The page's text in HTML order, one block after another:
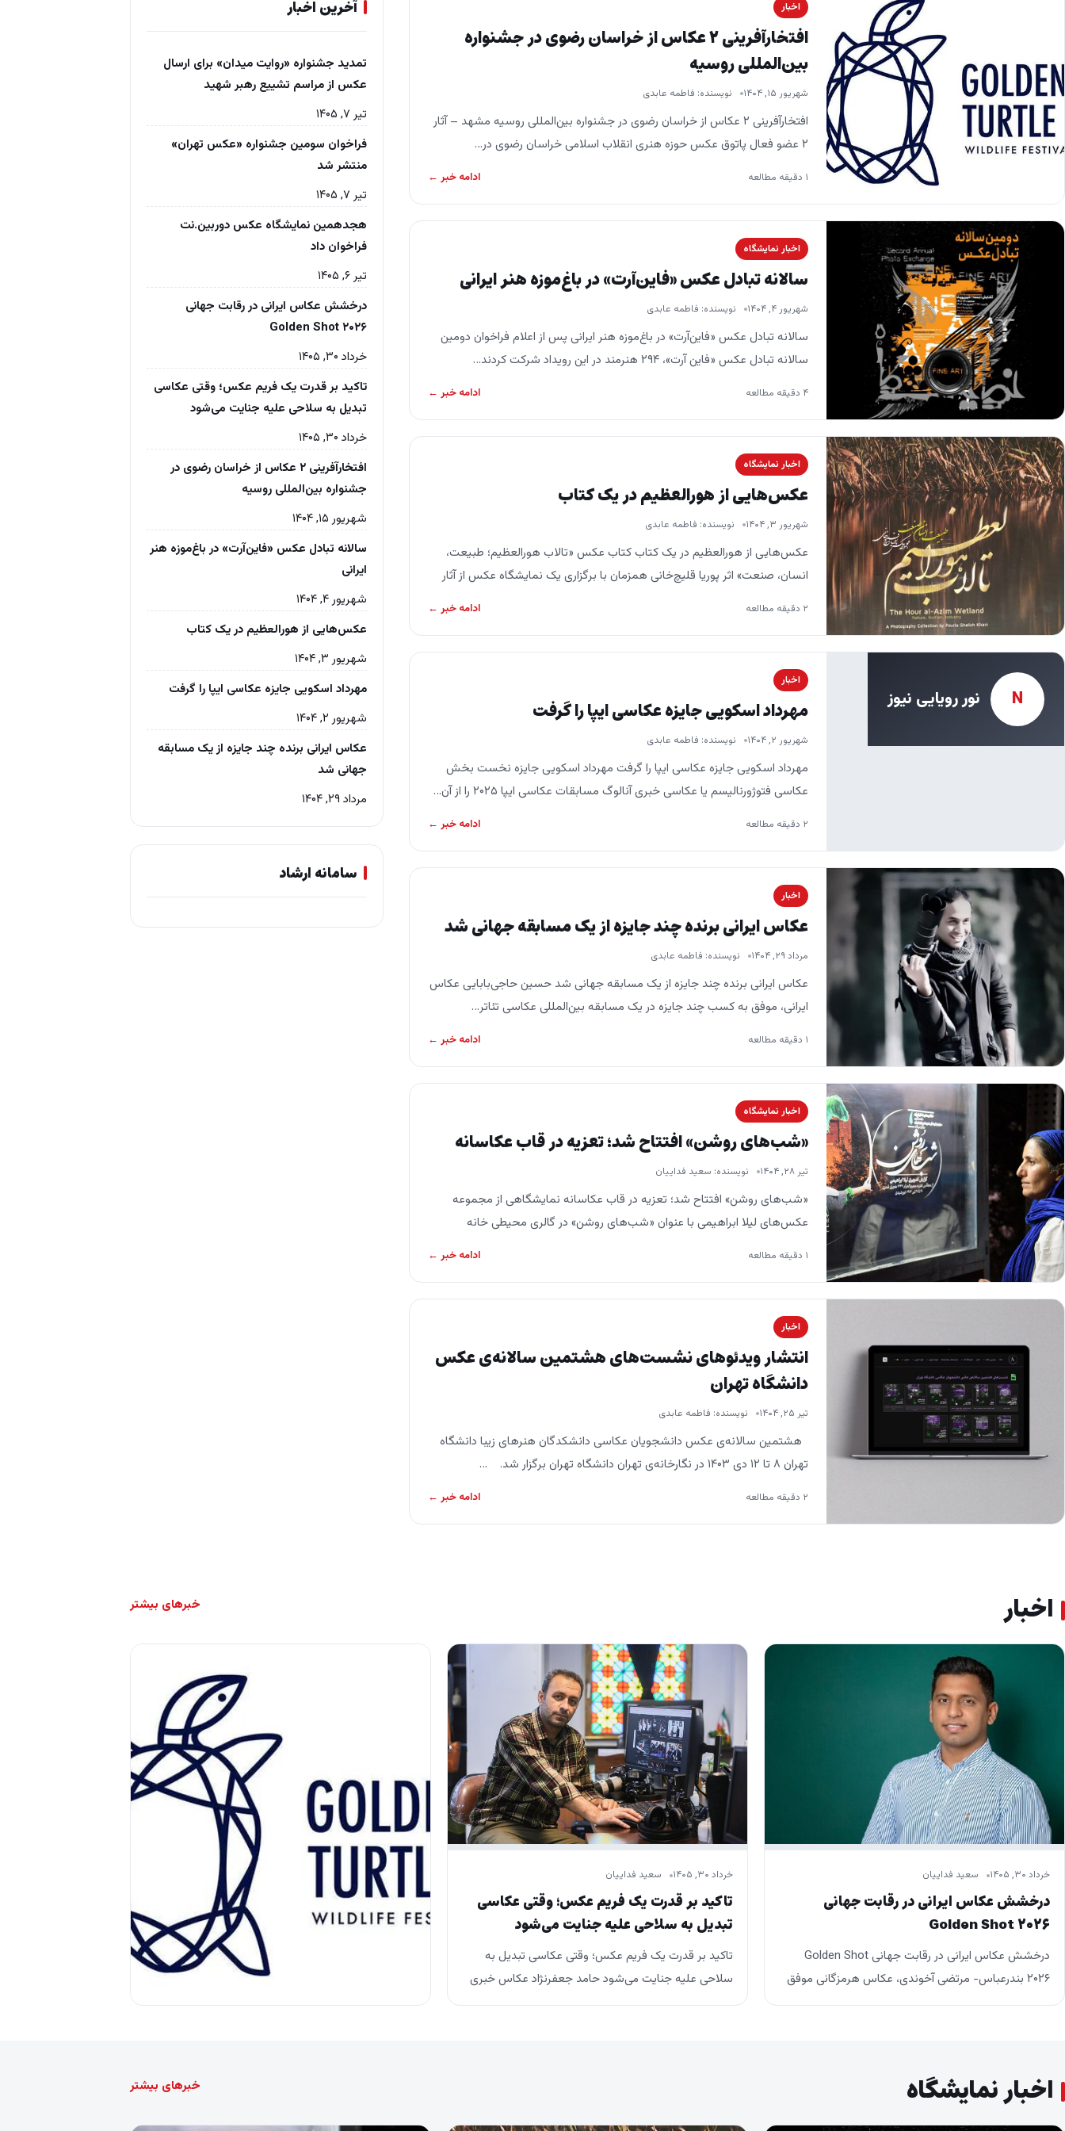
اخبار
افتخارآفرینی ۲ عکاس از خراسان رضوی در جشنواره
بین‌المللی روسیه
شهریور ۱۵, ۱۴۰۴ نویسنده: فاطمه عابدی
افتخارآفرینی ۲ عکاس از خراسان رضوی در جشنواره بین‌المللی روسیه مشهد – آثار
۲ عضو فعال پاتوق عکس حوزه هنری انقلاب اسلامی خراسان رضوی در…
۱ دقیقه مطالعه ادامه خبر ←
اخبار نمایشگاه
سالانه تبادل عکس «فاین‌آرت» در باغ‌موزه‌ هنر ایرانی
شهریور ۴, ۱۴۰۴ نویسنده: فاطمه عابدی
سالانه تبادل عکس «فاین‌آرت» در باغ‌موزه‌ هنر ایرانی پس از اعلام فراخوان دومین
سالانه‌ تبادل عکس «فاین آرت»، ۲۹۴ هنرمند در این رویداد شرکت کردند…
۴ دقیقه مطالعه ادامه خبر ←
اخبار نمایشگاه
عکس‌هایی از هورالعظیم در یک کتاب
شهریور ۳, ۱۴۰۴ نویسنده: فاطمه عابدی
عکس‌هایی از هورالعظیم در یک کتاب کتاب عکس «تالاب هورالعظیم؛ طبیعت،
انسان، صنعت» اثر پوریا قلیچ‌خانی همزمان با برگزاری یک نمایشگاه عکس از آثار
۲ دقیقه مطالعه ادامه خبر ←
نور رویایی نیوز
اخبار
مهرداد اسکویی جایزه عکاسی ایپا را گرفت
شهریور ۲, ۱۴۰۴ نویسنده: فاطمه عابدی
مهرداد اسکویی جایزه عکاسی ایپا را گرفت مهرداد اسکویی جایزه نخست بخش
عکاسی فتوژورنالیسم یا عکاسی خبری آنالوگ مسابقات عکاسی ایپا ۲۰۲۵ را از آن…
۲ دقیقه مطالعه ادامه خبر ←
اخبار
عکاس ایرانی برنده چند جایزه از یک مسابقه جهانی شد
مرداد ۲۹, ۱۴۰۴ نویسنده: فاطمه عابدی
عکاس ایرانی برنده چند جایزه از یک مسابقه جهانی شد حسین حاجی‌بابایی عکاس
ایرانی، موفق به کسب چند جایزه در یک مسابقه بین‌المللی عکاسی تئاتر…
۱ دقیقه مطالعه ادامه خبر ←
اخبار نمایشگاه
«شب‌های روشن» افتتاح شد؛ تعزیه در قاب عکاسانه
تیر ۲۸, ۱۴۰۴ نویسنده: سعید فداییان
«شب‌های روشن» افتتاح شد؛ تعزیه در قاب عکاسانه نمایشگاهی از مجموعه
عکس‌های لیلا ابراهیمی با عنوان «شب‌های روشن» در گالری محیطی خانه
۱ دقیقه مطالعه ادامه خبر ←
اخبار
انتشار ویدئوهای نشست‌های هشتمین سالانه‌ی عکس
دانشگاه تهران
تیر ۲۵, ۱۴۰۴ نویسنده: فاطمه عابدی
هشتمین سالانه‌ی عکس دانشجویان عکاسی دانشکدگان هنرهای زیبا دانشگاه
تهران ۸ تا ۱۲ دی ۱۴۰۳ در نگارخانه‌ی تهران دانشگاه تهران برگزار شد. …
۲ دقیقه مطالعه ادامه خبر ←
آخرین اخبار
تمدید جشنواره «روایت میدان» برای ارسال
عکس از مراسم تشییع رهبر شهید
تیر ۷, ۱۴۰۵
فراخوان سومین جشنواره «عکس تهران»
منتشر شد
تیر ۷, ۱۴۰۵
هجدهمین نمایشگاه عکس دوربین.نت
فراخوان داد
تیر ۶, ۱۴۰۵
درخشش عکاس ایرانی در رقابت جهانی
Golden Shot ۲۰۲۶
خرداد ۳۰, ۱۴۰۵
تاکید بر قدرت یک فریم عکس؛ وقتی عکاسی
تبدیل به سلاحی علیه جنایت می‌شود
خرداد ۳۰, ۱۴۰۵
افتخارآفرینی ۲ عکاس از خراسان رضوی در
جشنواره بین‌المللی روسیه
شهریور ۱۵, ۱۴۰۴
سالانه تبادل عکس «فاین‌آرت» در باغ‌موزه‌ هنر
ایرانی
شهریور ۴, ۱۴۰۴
عکس‌هایی از هورالعظیم در یک کتاب
شهریور ۳, ۱۴۰۴
مهرداد اسکویی جایزه عکاسی ایپا را گرفت
شهریور ۲, ۱۴۰۴
عکاس ایرانی برنده چند جایزه از یک مسابقه
جهانی شد
مرداد ۲۹, ۱۴۰۴
سامانه ارشاد
اخبار خبرهای بیشتر
خرداد ۳۰, ۱۴۰۵ سعید فداییان
درخشش عکاس ایرانی در رقابت جهانی
Golden Shot ۲۰۲۶
درخشش عکاس ایرانی در رقابت جهانی Golden Shot
۲۰۲۶ بندرعباس- مرتضی آخوندی، عکاس هرمزگانی موفق
شد در رقابتی بین‌المللی، مقام نخست بخش «عکاسی
خرداد ۳۰, ۱۴۰۵ سعید فداییان
تاکید بر قدرت یک فریم عکس؛ وقتی عکاسی
تبدیل به سلاحی علیه جنایت می‌شود
تاکید بر قدرت یک فریم عکس؛ وقتی عکاسی تبدیل به
سلاحی علیه جنایت می‌شود حامد جعفرنژاد عکاس خبری
بیان کرد که عکاسان در جنگ رمضان…
اخبار نمایشگاه خبرهای بیشتر